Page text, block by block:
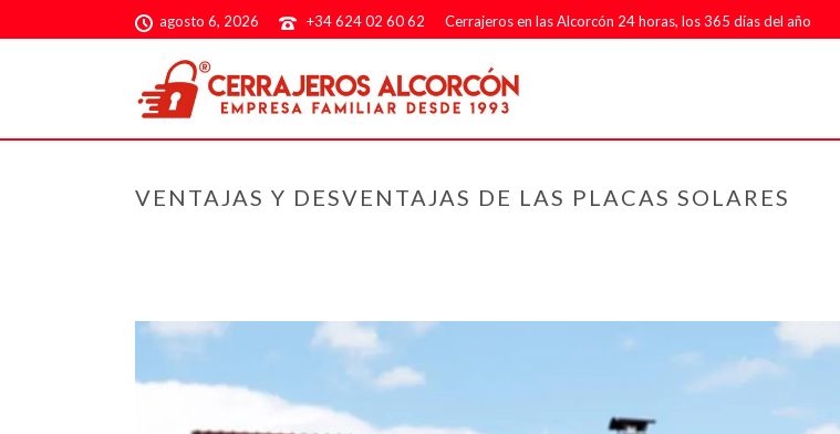
agosto 6, 2026 +34 624 02 60 62 Cerrajeros en las Alcorcón 24 horas, los 365 días del año
VENTAJAS Y DESVENTAJAS DE LAS PLACAS SOLARES